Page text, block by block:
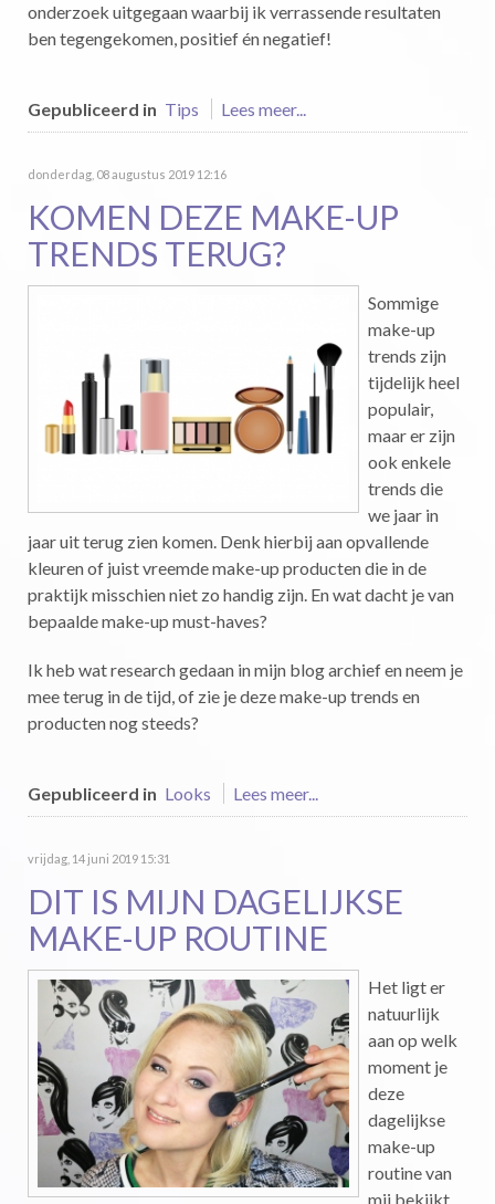
onderzoek uitgegaan waarbij ik verrassende resultaten
ben tegengekomen, positief én negatief!
Gepubliceerd in Tips Lees meer...
donderdag, 08 augustus 2019 12:16
KOMEN DEZE MAKE-UP
TRENDS TERUG?
Sommige
make-up
trends zijn
tijdelijk heel
populair,
maar er zijn
ook enkele
trends die
we jaar in
jaar uit terug zien komen. Denk hierbij aan opvallende
kleuren of juist vreemde make-up producten die in de
praktijk misschien niet zo handig zijn. En wat dacht je van
bepaalde make-up must-haves?
Ik heb wat research gedaan in mijn blog archief en neem je
mee terug in de tijd, of zie je deze make-up trends en
producten nog steeds?
Gepubliceerd in Looks Lees meer...
vrijdag, 14 juni 2019 15:31
DIT IS MIJN DAGELIJKSE
MAKE-UP ROUTINE
Het ligt er
natuurlijk
aan op welk
moment je
deze
dagelijkse
make-up
routine van
mij bekijkt,